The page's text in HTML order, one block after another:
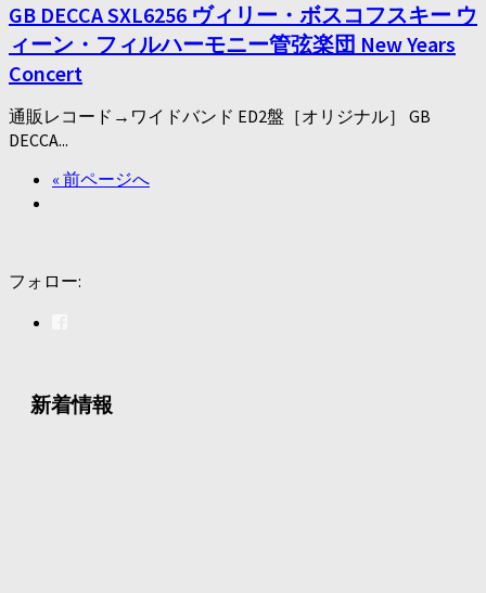
GB DECCA SXL6256 ヴィリー・ボスコフスキー ウ
ィーン・フィルハーモニー管弦楽団 New Years
Concert
通販レコード→ワイドバンド ED2盤［オリジナル］ GB
DECCA...
« 前ページへ
フォロー:
新着情報